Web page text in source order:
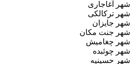
شهر آغاجاری
شهر ترکالکی
شهر جایزان
شهر جنت مکان
شهر چغامیش
شهر چوئبده
شهر حسینیه